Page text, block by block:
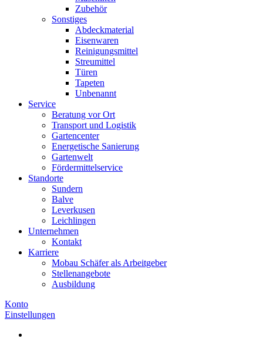
Zubehör
Sonstiges
Abdeckmaterial
Eisenwaren
Reinigungsmittel
Streumittel
Türen
Tapeten
Unbenannt
Service
Beratung vor Ort
Transport und Logistik
Gartencenter
Energetische Sanierung
Gartenwelt
Fördermittelservice
Standorte
Sundern
Balve
Leverkusen
Leichlingen
Unternehmen
Kontakt
Karriere
Mobau Schäfer als Arbeitgeber
Stellenangebote
Ausbildung
Konto
Einstellungen